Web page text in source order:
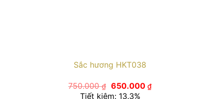
Sắc hương HKT038
750.000₫ Giá
gốc
650.000 ₫Giá
hiện
Tiết kiệm: 13.3%